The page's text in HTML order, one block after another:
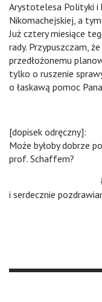
Arystotelesa Polityki i
Nikomachejskiej, a
Już cztery miesiące
rady. Przypuszczam,
przedłożonemu
tylko o ruszenie
o łaskawą pomoc
[dopisek odręczny]:
Może byłoby dobrze
prof. Schaffem?
i serdecznie